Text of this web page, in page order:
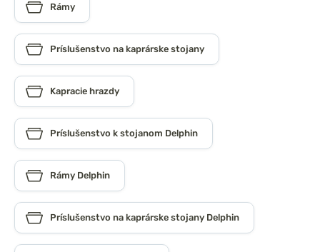
Rámy
Príslušenstvo na kaprárske stojany
Kapracie hrazdy
Príslušenstvo k stojanom Delphin
Rámy Delphin
Príslušenstvo na kaprárske stojany Delphin